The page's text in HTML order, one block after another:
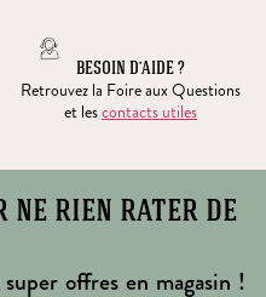
BESOIN D’AIDE ?
Retrouvez la Foire aux Questions
et lescontacts utiles
ne rien rater de
offres en magasin !